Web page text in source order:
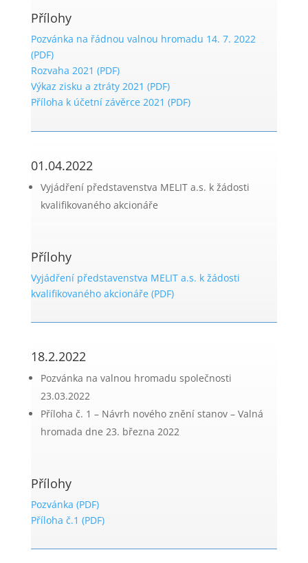
Přílohy
Pozvánka na řádnou valnou hromadu 14. 7. 2022
(PDF)
Rozvaha 2021 (PDF)
Výkaz zisku a ztráty 2021 (PDF)
Příloha k účetní závěrce 2021 (PDF)
01.04.2022
Vyjádření představenstva MELIT a.s. k žádosti
kvalifikovaného akcionáře
Přílohy
Vyjádření představenstva MELIT a.s. k žádosti
kvalifikovaného akcionáře (PDF)
18.2.2022
Pozvánka na valnou hromadu společnosti
23.03.2022
Příloha č. 1 – Návrh nového znění stanov – Valná
hromada dne 23. března 2022
Přílohy
Pozvánka (PDF)
Příloha č.1 (PDF)